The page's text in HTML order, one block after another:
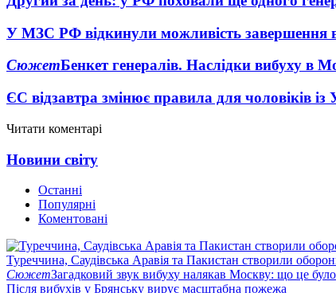
У МЗС РФ відкинули можливість завершення
СюжетБенкет генералів. Наслідки вибуху в
ЄС відзавтра змінює правила для чоловіків із
Читати коментарі
Новини світу
Останні
Популярні
Коментовані
Туреччина, Саудівська Аравія та Пакистан створили
СюжетЗагадковий звук вибуху налякав Москву: що це було
Після вибухів у Брянську вирує масштабна пожежа